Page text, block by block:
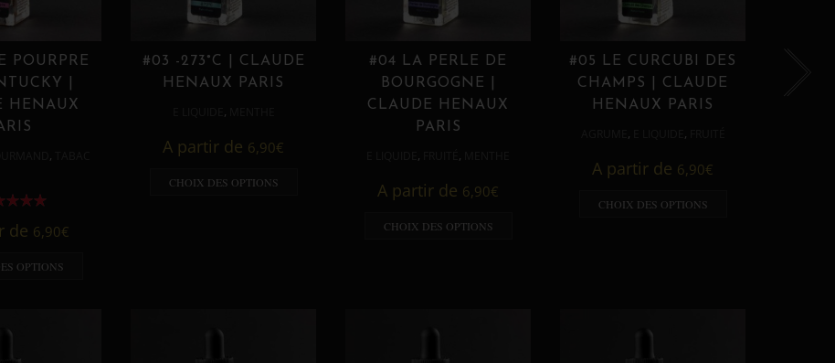
POURPRE
|
HENAUX
,
de 6,90€
OPTIONS
#03 -273°C | CLAUDE
HENAUX PARIS
,
A partir de 6,90€
CHOIX DES OPTIONS
#04 LA PERLE DE
BOURGOGNE |
CLAUDE HENAUX
PARIS
, ,
A partir de 6,90€
CHOIX DES OPTIONS
#05 LE CURCUBI DES
CHAMPS | CLAUDE
HENAUX PARIS
, ,
A partir de 6,90€
CHOIX DES OPTIONS